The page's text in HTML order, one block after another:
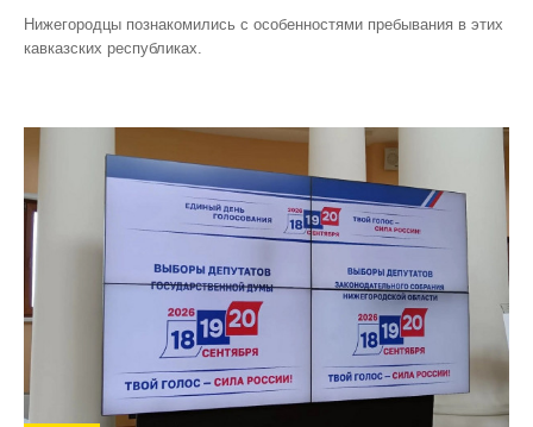
Нижегородцы познакомились с особенностями пребывания в этих
кавказских республиках.